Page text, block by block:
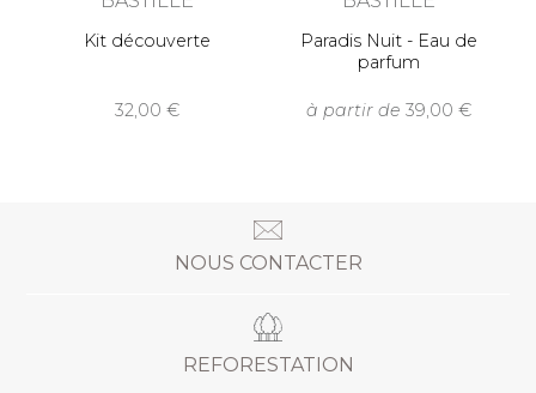
Kit découverte
32,00
Paradis Nuit - Eau de
parfum
à partir de 39,00
NOUS CONTACTER
REFORESTATION